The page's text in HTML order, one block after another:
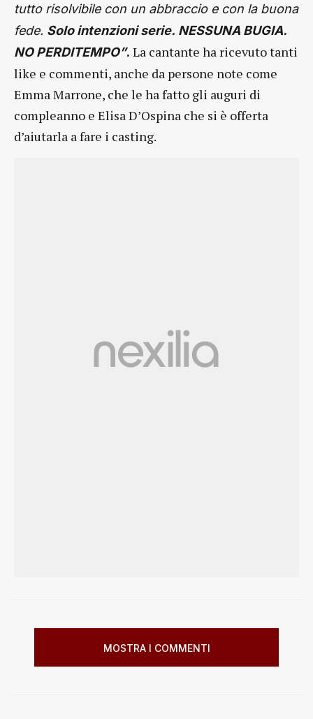
tutto risolvibile con un abbraccio e con la buona
fede. Solo intenzioni serie. NESSUNA BUGIA.
NO PERDITEMPO”. La cantante ha ricevuto tanti
like e commenti, anche da persone note come
Emma Marrone, che le ha fatto gli auguri di
compleanno e Elisa D’Ospina che si è offerta
d’aiutarla a fare i casting.
MOSTRA I COMMENTI